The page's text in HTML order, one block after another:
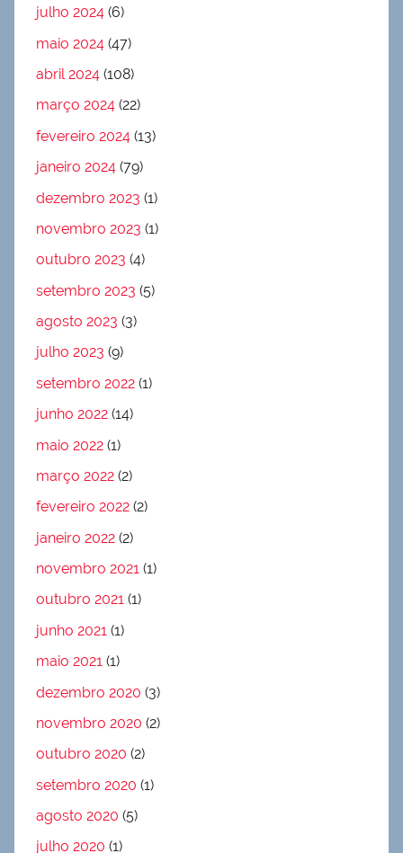
julho 2024 (6)
maio 2024 (47)
abril 2024 (108)
março 2024 (22)
fevereiro 2024 (13)
janeiro 2024 (79)
dezembro 2023 (1)
novembro 2023 (1)
outubro 2023 (4)
setembro 2023 (5)
agosto 2023 (3)
julho 2023 (9)
setembro 2022 (1)
junho 2022 (14)
maio 2022 (1)
março 2022 (2)
fevereiro 2022 (2)
janeiro 2022 (2)
novembro 2021 (1)
outubro 2021 (1)
junho 2021 (1)
maio 2021 (1)
dezembro 2020 (3)
novembro 2020 (2)
outubro 2020 (2)
setembro 2020 (1)
agosto 2020 (5)
julho 2020 (1)